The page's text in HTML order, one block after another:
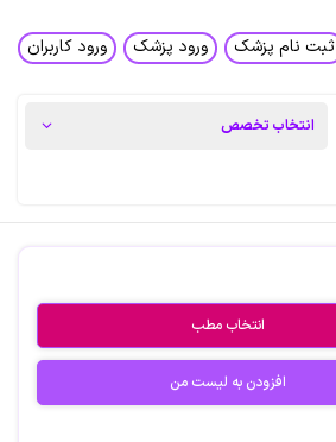
ثبت نام پزشک ورود پزشک ورود کاربران
انتخاب مطب
افزودن به لیست من